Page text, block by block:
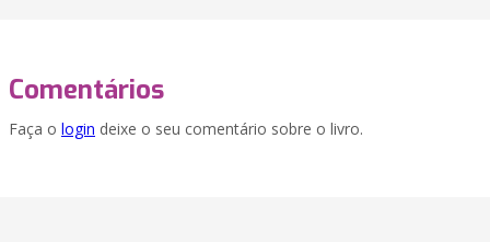
Comentários
Faça o login deixe o seu comentário sobre o livro.